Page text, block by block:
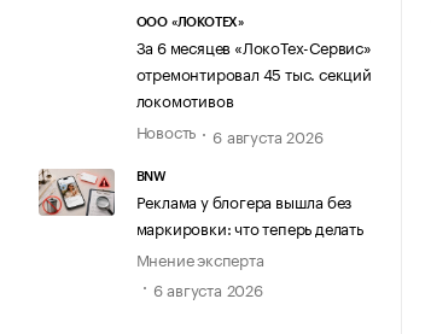
ООО «ЛОКОТЕХ»
За 6 месяцев «ЛокоТех-Сервис»
отремонтировал 45 тыс. секций
локомотивов
Новость
6 августа 2026
BNW
Реклама у блогера вышла без
маркировки: что теперь делать
Мнение эксперта
6 августа 2026